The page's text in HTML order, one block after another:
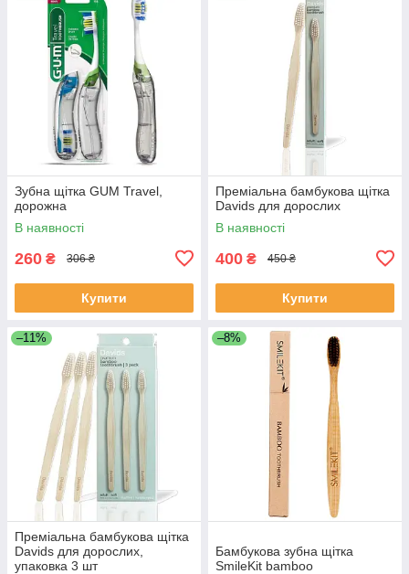
Зубна щітка GUM Travel,
дорожна
В наявності
260 ₴ 306 ₴
Купити
Преміальна бамбукова щітка
Davids для дорослих
В наявності
400 ₴ 450 ₴
Купити
–11%
Преміальна бамбукова щітка
Davids для дорослих,
упаковка 3 шт
–8%
Бамбукова зубна щітка
SmileKit bamboo